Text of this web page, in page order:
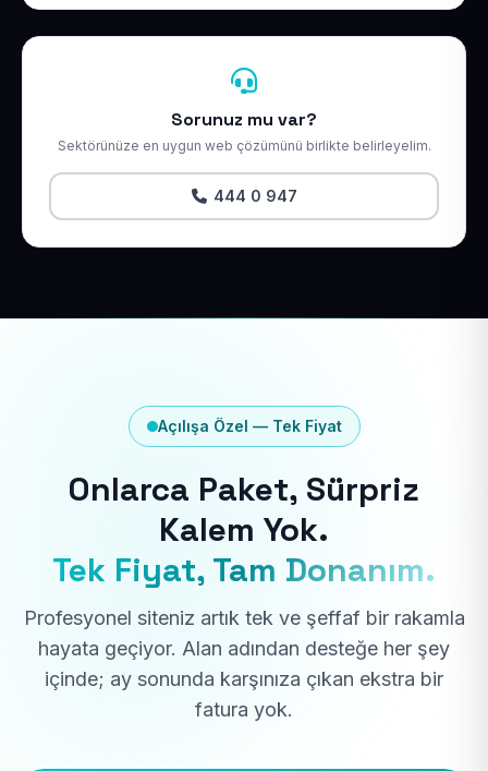
Sorunuz mu var?
Sektörünüze en uygun web çözümünü birlikte belirleyelim.
444 0 947
Açılışa Özel — Tek Fiyat
Onlarca Paket, Sürpriz
Kalem Yok.
Tek Fiyat, Tam Donanım.
Profesyonel siteniz artık tek ve şeffaf bir rakamla
hayata geçiyor. Alan adından desteğe her şey
içinde; ay sonunda karşınıza çıkan ekstra bir
fatura yok.